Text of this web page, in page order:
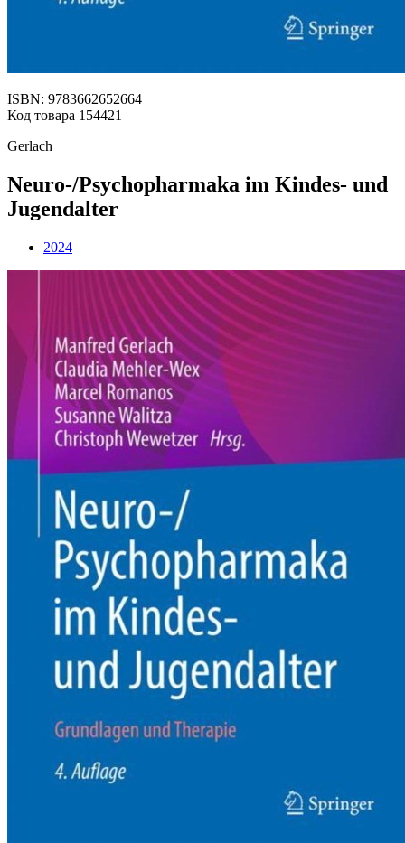
ISBN: 9783662652664
Код товара 154421
Gerlach
Neuro-/Psychopharmaka im Kindes- und
Jugendalter
2024